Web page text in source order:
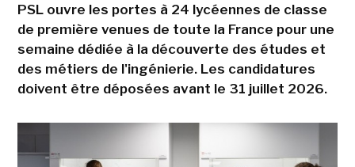
PSL ouvre les portes à 24 lycéennes de classe
de première venues de toute la France pour une
semaine dédiée à la découverte des études et
des métiers de l'ingénierie. Les candidatures
doivent être déposées avant le 31 juillet 2026.